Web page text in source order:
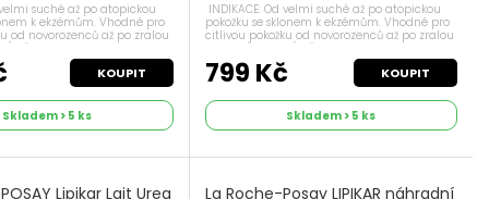
velmi suché až po atopickou
k ekzémům. Vhodné pro
od novorozenců až po zralou
VĚDA: La Roche-Posay
komplex AP+M nové...
KOUPIT
Skladem > 5 ks
INDIKACE: Od velmi suché až po atopickou
pokožku se sklonem k ekzémům. Vhodné pro
citlivou pokožku od novorozenců až po zralou
pleť. PRŮLOMOVÁ VĚDA: La Roche-Posay
poprvé představuje komplex AP+M nové...
799 Kč KOUPIT
Skladem > 5 ks
Lipikar Lait Urea
La Roche-Posay LIPIKAR náhradní